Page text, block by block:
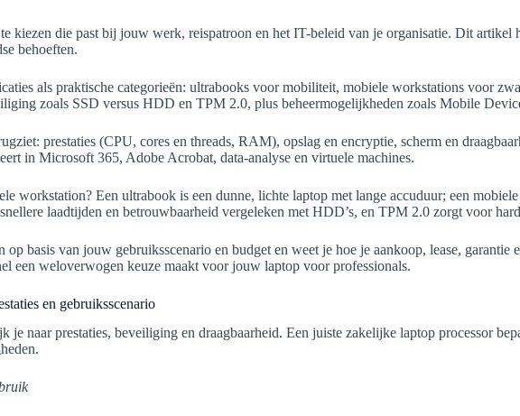
kiezen die past bij jouw werk, reispatroon en het IT-beleid van je organisatie. Dit
behoeften.
als praktische categorieën: ultrabooks voor mobiliteit, mobiele workstations voor
zoals SSD versus HDD en TPM 2.0, plus beheermogelijkheden zoals Mobile
prestaties (CPU, cores en threads, RAM), opslag en encryptie, scherm en
in Microsoft 365, Adobe Acrobat, data-analyse en virtuele machines.
workstation? Een ultrabook is een dunne, lichte laptop met lange accuduur; een
laadtijden en betrouwbaarheid vergeleken met HDD’s, en TPM 2.0 zorgt voor
basis van jouw gebruiksscenario en budget en weet je hoe je aankoop, lease,
een weloverwogen keuze maakt voor jouw laptop voor professionals.
en gebruiksscenario
naar prestaties, beveiliging en draagbaarheid. Een juiste zakelijke laptop processor